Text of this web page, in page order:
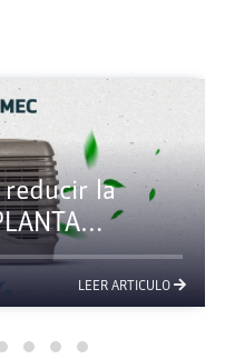
reducir la
LEER ARTICULO